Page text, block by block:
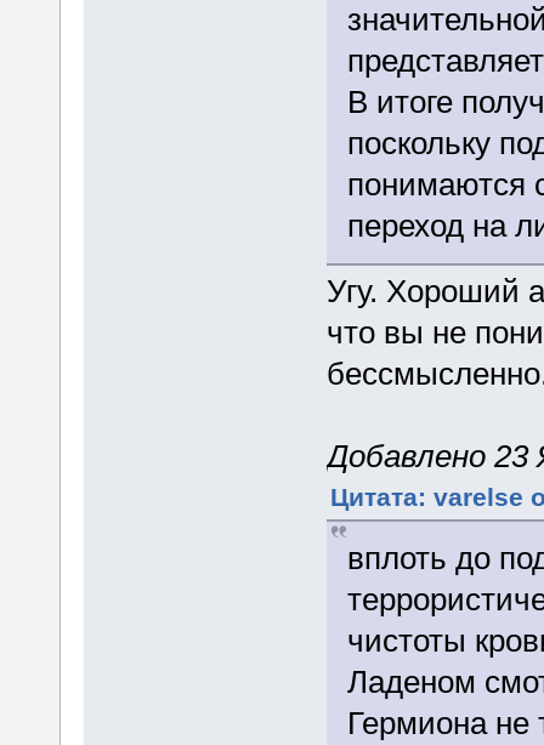
В итоге
поскольку
понимаются
переход на
Угу. Хороший
что вы не
Добавлено 23
Цитата: varelse
вплоть до
чистоты
Ладеном
Гермиона не